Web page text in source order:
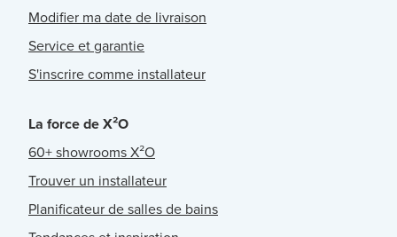
Modifier ma date de livraison
Service et garantie
S'inscrire comme installateur
La force de X²O
60+ showrooms X²O
Trouver un installateur
Planificateur de salles de bains